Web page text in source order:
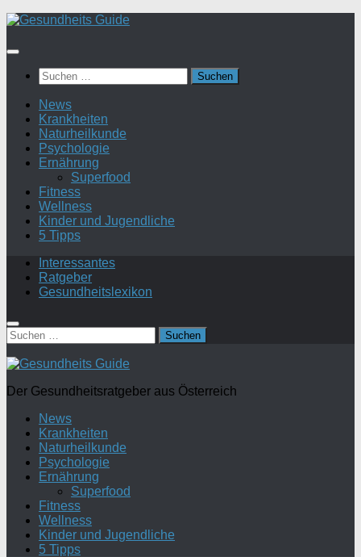
Suchen
nach:
News
Krankheiten
Naturheilkunde
Psychologie
Ernährung
Superfood
Fitness
Wellness
Kinder und Jugendliche
5 Tipps
Interessantes
Ratgeber
Gesundheitslexikon
Suchen
nach:
Der Gesundheitsratgeber aus Österreich
News
Krankheiten
Naturheilkunde
Psychologie
Ernährung
Superfood
Fitness
Wellness
Kinder und Jugendliche
5 Tipps